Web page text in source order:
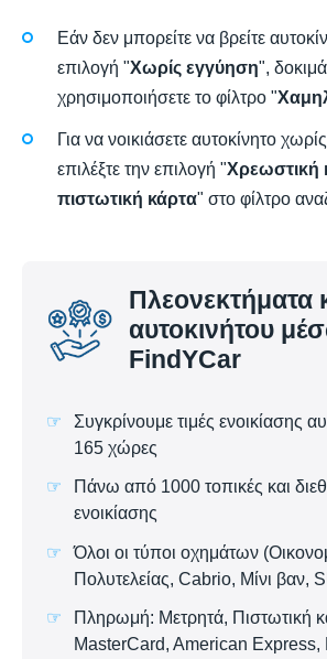
Εάν δεν μπορείτε να βρείτε
επιλογή "Χωρίς εγγύηση",
χρησιμοποιήσετε το φίλτρο "
Για να νοικιάσετε αυτοκίνητο
επιλέξτε την επιλογή "Χρεωστική
πιστωτική κάρτα" στο φίλτρο
Πλεονεκτήματα
αυτοκινήτου
FindYCar
Συγκρίνουμε τιμές ενοικίασης
165 χώρες
Πάνω από 1000 τοπικές και
ενοικίασης
Όλοι οι τύποι οχημάτων
Πολυτελείας, Cabrio, Μίνι βαν,
Πληρωμή: Μετρητά, Πιστωτική
MasterCard, American Express,